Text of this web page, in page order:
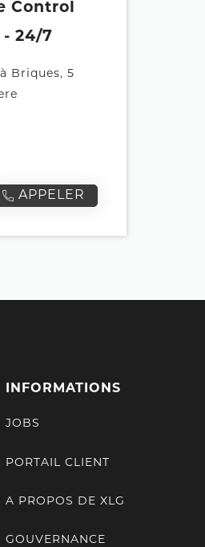
Control
24/7
Briques, 5
APPELER
INFORMATIONS
JOBS
PORTAIL CLIENT
A PROPOS DE XLG
GOUVERNANCE